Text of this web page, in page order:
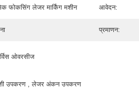
फोकसिंग लेजर मार्किंग मशीन आवेदन:
प्रमाणन:
ओवरसीज
उपकरण , लेजर अंकन उपकरण